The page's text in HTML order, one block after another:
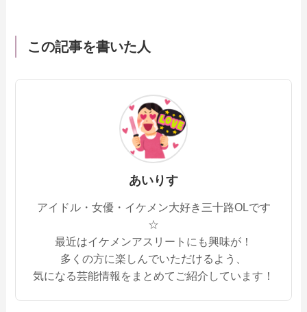
この記事を書いた人
あいりす
アイドル・女優・イケメン大好き三十路OLです
☆
最近はイケメンアスリートにも興味が！
多くの方に楽しんでいただけるよう、
気になる芸能情報をまとめてご紹介しています！